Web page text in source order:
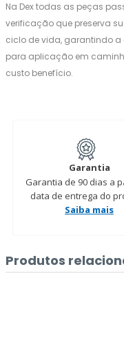
Na Dex todas as peças
verificação que preserva
ciclo de vida, garantindo
para aplicação em
custo benefício.
Garantia
Garantia de 90 dias a
data de entrega do
Saiba mais
Produtos